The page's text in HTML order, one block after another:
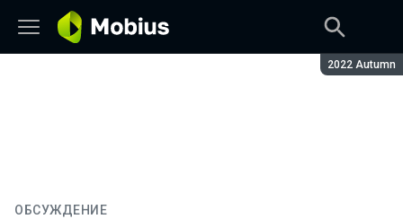
Сезон:
2022 Autumn
ОБСУЖДЕНИЕ